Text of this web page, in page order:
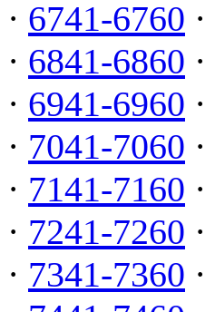
· 6741-6760 ·
· 6841-6860 ·
· 6941-6960 ·
· 7041-7060 ·
· 7141-7160 ·
· 7241-7260 ·
· 7341-7360 ·